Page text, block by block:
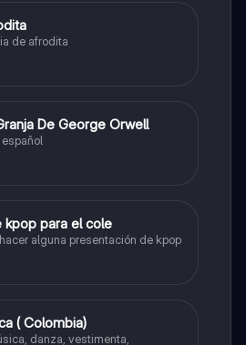
de afrodita
De George Orwell
kpop para el cole
alguna presentación de kpop
( Colombia)
danza, vestimenta,